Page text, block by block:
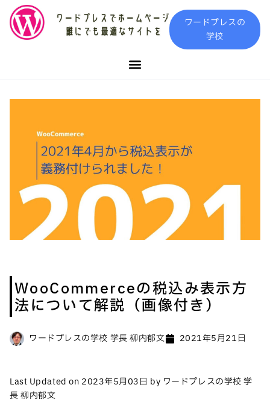
ワードプレスの
学校
WooCommerceの税込み表示方
法について解説（画像付き）
ワードプレスの学校 学長 柳内郁文 2021年5月21日
Last Updated on 2023年5月03日 by ワードプレスの学校 学
長 柳内郁文